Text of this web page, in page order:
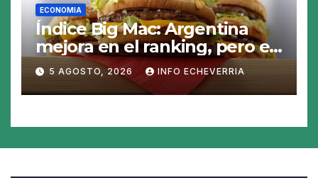
ECONOMIA
Índice Big Mac: Argentina
mejora en el ranking, pero el
peso sigue sobrevaluado un
19%
5 AGOSTO, 2026 INFO ECHEVERRIA